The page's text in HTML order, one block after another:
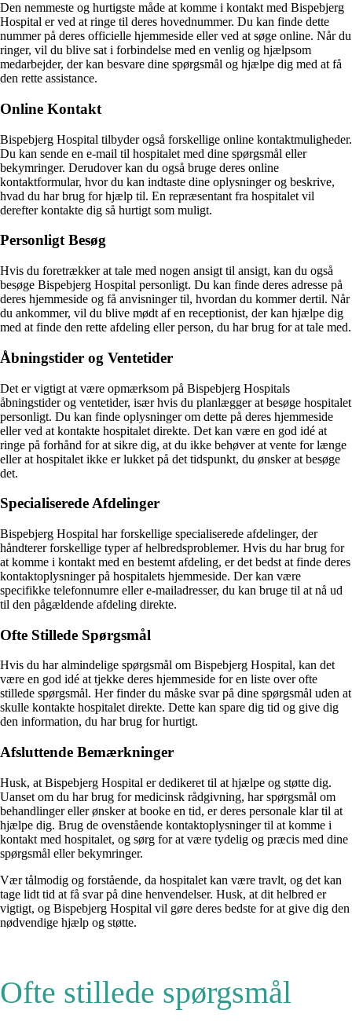
Den nemmeste og hurtigste måde at komme i kontakt med Bispebjerg
Hospital er ved at ringe til deres hovednummer. Du kan finde dette
nummer på deres officielle hjemmeside eller ved at søge online. Når du
ringer, vil du blive sat i forbindelse med en venlig og hjælpsom
medarbejder, der kan besvare dine spørgsmål og hjælpe dig med at få
den rette assistance.
Online Kontakt
Bispebjerg Hospital tilbyder også forskellige online kontaktmuligheder.
Du kan sende en e-mail til hospitalet med dine spørgsmål eller
bekymringer. Derudover kan du også bruge deres online
kontaktformular, hvor du kan indtaste dine oplysninger og beskrive,
hvad du har brug for hjælp til. En repræsentant fra hospitalet vil
derefter kontakte dig så hurtigt som muligt.
Personligt Besøg
Hvis du foretrækker at tale med nogen ansigt til ansigt, kan du også
besøge Bispebjerg Hospital personligt. Du kan finde deres adresse på
deres hjemmeside og få anvisninger til, hvordan du kommer dertil. Når
du ankommer, vil du blive mødt af en receptionist, der kan hjælpe dig
med at finde den rette afdeling eller person, du har brug for at tale med.
Åbningstider og Ventetider
Det er vigtigt at være opmærksom på Bispebjerg Hospitals
åbningstider og ventetider, især hvis du planlægger at besøge hospitalet
personligt. Du kan finde oplysninger om dette på deres hjemmeside
eller ved at kontakte hospitalet direkte. Det kan være en god idé at
ringe på forhånd for at sikre dig, at du ikke behøver at vente for længe
eller at hospitalet ikke er lukket på det tidspunkt, du ønsker at besøge
det.
Specialiserede Afdelinger
Bispebjerg Hospital har forskellige specialiserede afdelinger, der
håndterer forskellige typer af helbredsproblemer. Hvis du har brug for
at komme i kontakt med en bestemt afdeling, er det bedst at finde deres
kontaktoplysninger på hospitalets hjemmeside. Der kan være
specifikke telefonnumre eller e-mailadresser, du kan bruge til at nå ud
til den pågældende afdeling direkte.
Ofte Stillede Spørgsmål
Hvis du har almindelige spørgsmål om Bispebjerg Hospital, kan det
være en god idé at tjekke deres hjemmeside for en liste over ofte
stillede spørgsmål. Her finder du måske svar på dine spørgsmål uden at
skulle kontakte hospitalet direkte. Dette kan spare dig tid og give dig
den information, du har brug for hurtigt.
Afsluttende Bemærkninger
Husk, at Bispebjerg Hospital er dedikeret til at hjælpe og støtte dig.
Uanset om du har brug for medicinsk rådgivning, har spørgsmål om
behandlinger eller ønsker at booke en tid, er deres personale klar til at
hjælpe dig. Brug de ovenstående kontaktoplysninger til at komme i
kontakt med hospitalet, og sørg for at være tydelig og præcis med dine
spørgsmål eller bekymringer.
Vær tålmodig og forstående, da hospitalet kan være travlt, og det kan
tage lidt tid at få svar på dine henvendelser. Husk, at dit helbred er
vigtigt, og Bispebjerg Hospital vil gøre deres bedste for at give dig den
nødvendige hjælp og støtte.
Ofte stillede spørgsmål